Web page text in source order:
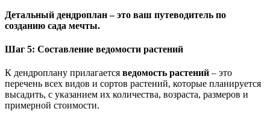
Детальный дендроплан – это ваш путеводитель по
созданию сада мечты.
Шаг 5: Составление ведомости растений
К дендроплану прилагается ведомость растений – это
перечень всех видов и сортов растений, которые планируется
высадить, с указанием их количества, возраста, размеров и
примерной стоимости.